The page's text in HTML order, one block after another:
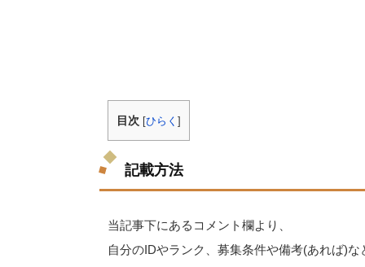
目次 [ひらく ]
記載方法
当記事下にあるコメント欄より、
自分のIDやランク、募集条件や備考(あれば)な